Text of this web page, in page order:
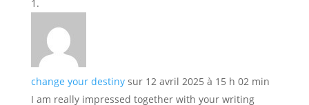
change your destiny sur 12 avril 2025 à 15 h 02 min
I am really impressed together with your writing